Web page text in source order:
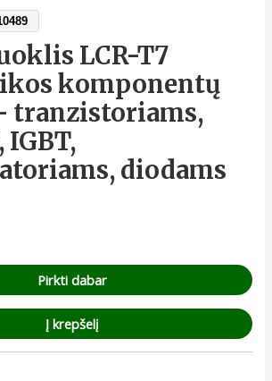
LCR-T7
komponentų
tranzistoriams,
IGBT,
diodams
Pirkti dabar
Į krepšelį